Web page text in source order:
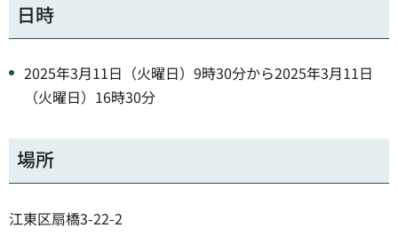
日時
2025年3月11日（火曜日）9時30分から2025年3月11日
（火曜日）16時30分
場所
江東区扇橋3-22-2